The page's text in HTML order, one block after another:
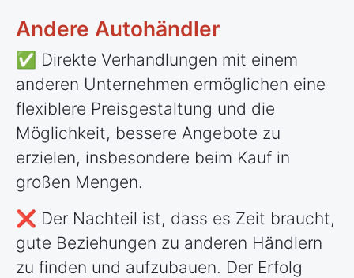
Andere Autohändler
✅ Direkte Verhandlungen mit einem
anderen Unternehmen ermöglichen eine
flexiblere Preisgestaltung und die
Möglichkeit, bessere Angebote zu
erzielen, insbesondere beim Kauf in
großen Mengen.
❌ Der Nachteil ist, dass es Zeit braucht,
gute Beziehungen zu anderen Händlern
zu finden und aufzubauen. Der Erfolg